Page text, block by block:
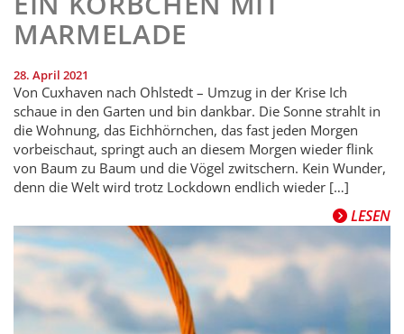
MARMELADE
28. April 2021
Von Cuxhaven nach Ohlstedt – Umzug in der Krise Ich
schaue in den Garten und bin dankbar. Die Sonne strahlt in
die Wohnung, das Eichhörnchen, das fast jeden Morgen
vorbeischaut, springt auch an diesem Morgen wieder flink
von Baum zu Baum und die Vögel zwitschern. Kein Wunder,
denn die Welt wird trotz Lockdown endlich wieder […]
LESEN